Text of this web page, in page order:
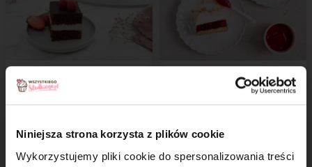
Niniejsza strona korzysta z plików cookie
Wykorzystujemy pliki cookie do spersonalizowania treści
Ciasto z mascarpone Malinowa chmurka